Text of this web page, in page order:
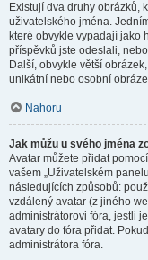
Existují dva druhy obrázků,
uživatelského jména.
které obvykle vypadají jako
příspěvků jste odeslali,
Další, obvykle větší
unikátní nebo osobní
Nahoru
Jak můžu u svého jména
Avatar můžete přidat
vašem „Uživatelském
následujících způsobů:
vzdálený avatar (z jiného
administrátorovi fóra, jestli
avatary do fóra přidat.
administrátora fóra.